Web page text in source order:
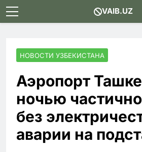
Skip
to
VAIB.UZ
НОВОСТИ УЗБЕКИСТАНА
Аэропорт
ночью
без
аварии на